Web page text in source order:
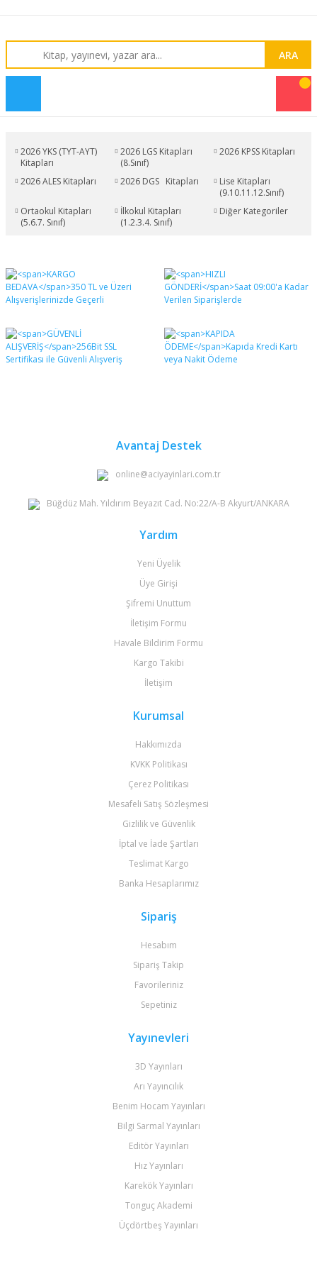
ARA
2026 YKS (TYT-AYT)
Kitapları
2026 LGS Kitapları
(8.Sınıf)
2026 KPSS Kitapları
2026 ALES Kitapları 2026 DGS Kitapları
Lise Kitapları
(9.10.11.12.Sınıf)
Ortaokul Kitapları
(5.6.7. Sınıf)
İlkokul Kitapları
(1.2.3.4. Sınıf)
Diğer Kategoriler
Avantaj Destek
online@aciyayinlari.com.tr
Büğdüz Mah. Yıldırım Beyazıt Cad. No:22/A-B Akyurt/ANKARA
Yardım
Yeni Üyelik
Üye Girişi
Şifremi Unuttum
İletişim Formu
Havale Bildirim Formu
Kargo Takibi
İletişim
Kurumsal
Hakkımızda
KVKK Politikası
Çerez Politikası
Mesafeli Satış Sözleşmesi
Gizlilik ve Güvenlik
İptal ve İade Şartları
Teslimat Kargo
Banka Hesaplarımız
Sipariş
Hesabım
Sipariş Takip
Favorileriniz
Sepetiniz
Yayınevleri
3D Yayınları
Arı Yayıncılık
Benim Hocam Yayınları
Bilgi Sarmal Yayınları
Editör Yayınları
Hız Yayınları
Karekök Yayınları
Tonguç Akademi
Üçdörtbeş Yayınları